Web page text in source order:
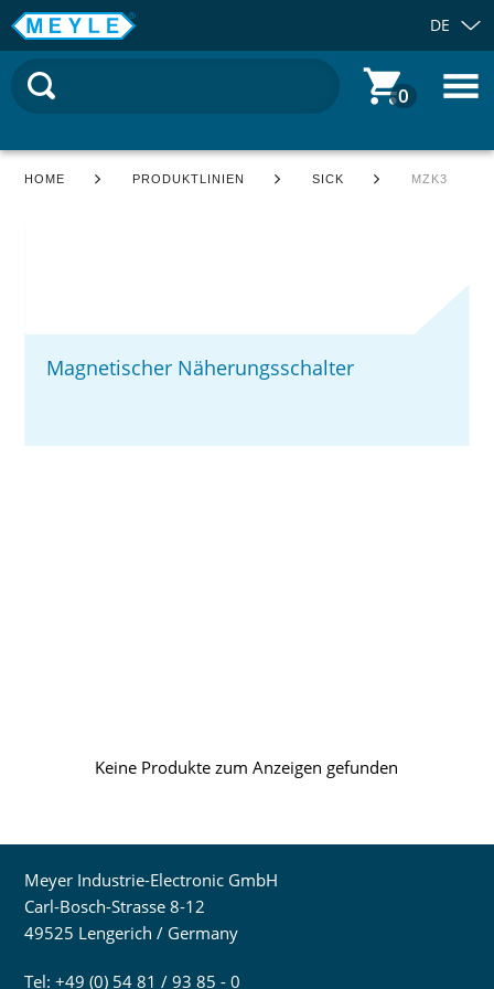
DE
0
HOME PRODUKTLINIEN SICK MZK3
Magnetischer Näherungsschalter
Keine Produkte zum Anzeigen gefunden
Meyer Industrie-Electronic GmbH
Carl-Bosch-Strasse 8-12
49525 Lengerich / Germany
Tel: +49 (0) 54 81 / 93 85 - 0